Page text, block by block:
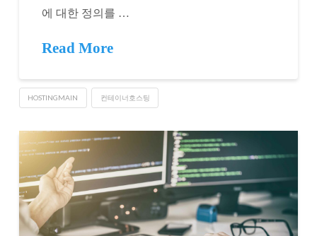
에 대한 정의를 …
Read More
HOSTINGMAIN 컨테이너호스팅